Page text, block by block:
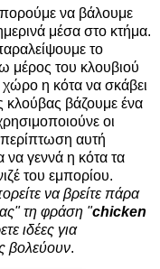
να βάλουμε
μέσα στο κτήμα.
το
μέρος του κλουβιού
η κότα να σκάβει
βάζουμε ένα
οι
περίπτωση αυτή
να γεννά η κότα τα
του εμπορίου.
να βρείτε πάρα
τη φράση "chicken
ιδέες για
βολεύουν.